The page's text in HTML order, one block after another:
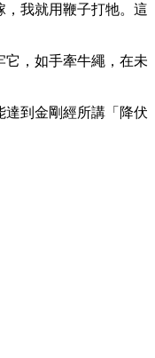
，我就用鞭子打牠。這
，如手牽牛繩，在未
到金剛經所講「降伏